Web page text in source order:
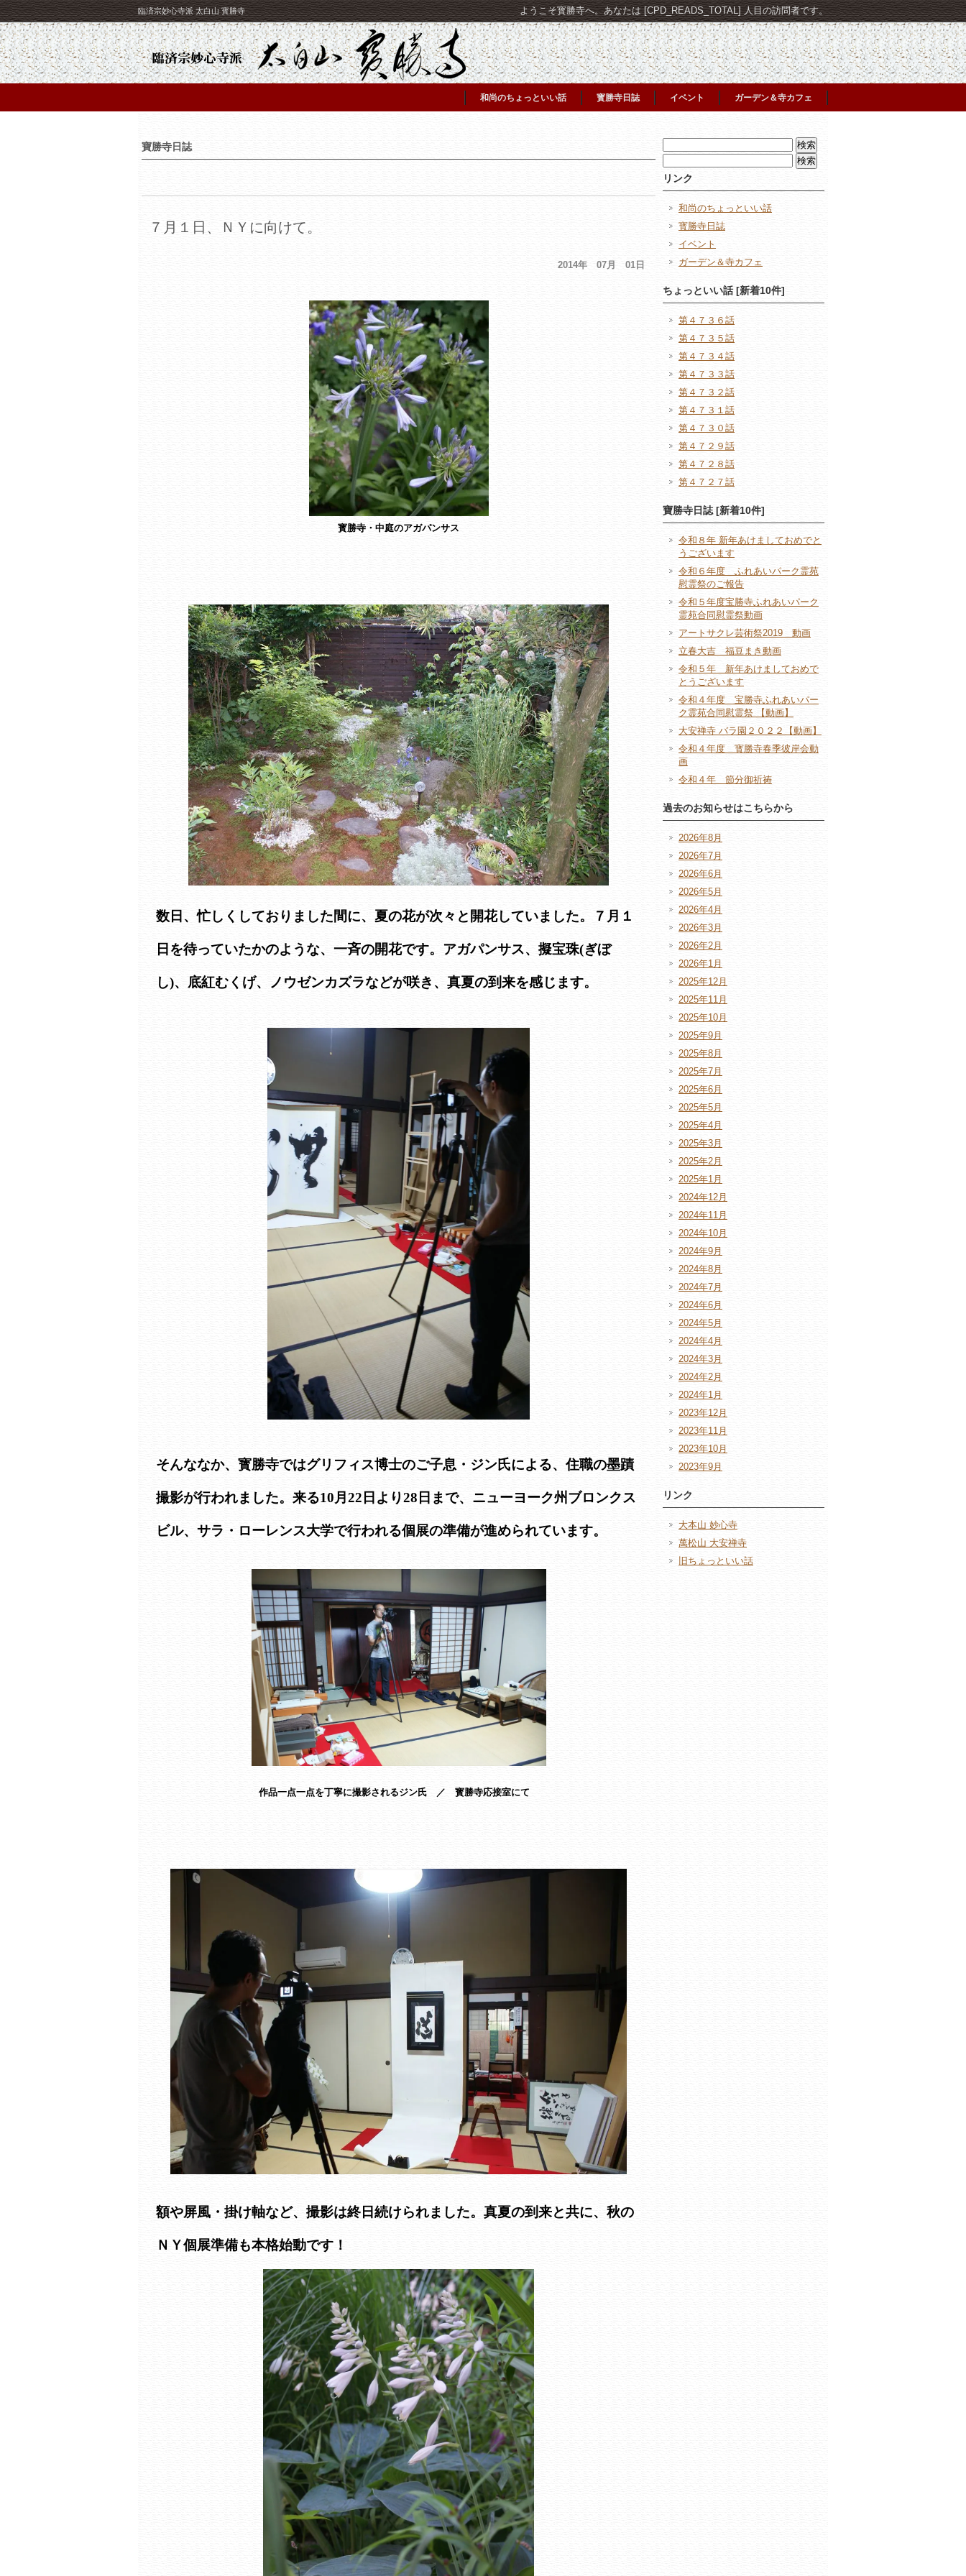
臨済宗妙心寺派 太白山 寳勝寺 ようこそ寳勝寺へ。あなたは [CPD_READS_TOTAL] 人目の訪問者です。
和尚のちょっといい話 寳勝寺日誌 イベント ガーデン＆寺カフェ
寶勝寺日誌
７月１日、ＮＹに向けて。
2014年 07月 01日
寳勝寺・中庭のアガパンサス
数日、忙しくしておりました間に、夏の花が次々と開花していました。７月１
日を待っていたかのような、一斉の開花です。アガパンサス、擬宝珠(ぎぼ
し)、底紅むくげ、ノウゼンカズラなどが咲き、真夏の到来を感じます。
そんななか、寳勝寺ではグリフィス博士のご子息・ジン氏による、住職の墨蹟
撮影が行われました。来る10月22日より28日まで、ニューヨーク州ブロンクス
ビル、サラ・ローレンス大学で行われる個展の準備が進められています。
作品一点一点を丁寧に撮影されるジン氏 ／ 寳勝寺応接室にて
額や屏風・掛け軸など、撮影は終日続けられました。真夏の到来と共に、秋の
ＮＹ個展準備も本格始動です！
索:
索:
リンク
和尚のちょっといい話
寳勝寺日誌
イベント
ガーデン＆寺カフェ
ちょっといい話 [新着10件]
第４７３６話
第４７３５話
第４７３４話
第４７３３話
第４７３２話
第４７３１話
第４７３０話
第４７２９話
第４７２８話
第４７２７話
寶勝寺日誌 [新着10件]
令和８年 新年あけましておめでと
うございます
令和６年度 ふれあいパーク霊苑
慰霊祭のご報告
令和５年度宝勝寺ふれあいパーク
霊苑合同慰霊祭動画
アートサクレ芸術祭2019 動画
立春大吉 福豆まき動画
令和５年 新年あけましておめで
とうございます
令和４年度 宝勝寺ふれあいパー
ク霊苑合同慰霊祭 【動画】
大安禅寺 バラ園２０２２【動画】
令和４年度 寳勝寺春季彼岸会動
画
令和４年 節分御祈祷
過去のお知らせはこちらから
2026年8月
2026年7月
2026年6月
2026年5月
2026年4月
2026年3月
2026年2月
2026年1月
2025年12月
2025年11月
2025年10月
2025年9月
2025年8月
2025年7月
2025年6月
2025年5月
2025年4月
2025年3月
2025年2月
2025年1月
2024年12月
2024年11月
2024年10月
2024年9月
2024年8月
2024年7月
2024年6月
2024年5月
2024年4月
2024年3月
2024年2月
2024年1月
2023年12月
2023年11月
2023年10月
2023年9月
リンク
大本山 妙心寺
萬松山 大安禅寺
旧ちょっといい話